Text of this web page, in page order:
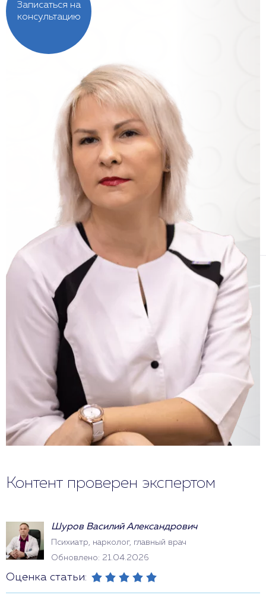
Записаться на
консультацию
Контент проверен экспертом
Шуров Василий Александрович
Психиатр, нарколог, главный врач
Обновлено: 21.04.2026
Оценка статьи: